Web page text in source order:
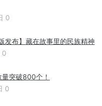
0
发布】藏在故事里的民族精神
0
突破800个！
0